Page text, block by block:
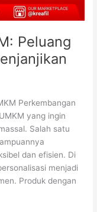
Peluang
Perkembangan
yang ingin
Salah satu
dan efisien. Di
menjadi
Produk dengan